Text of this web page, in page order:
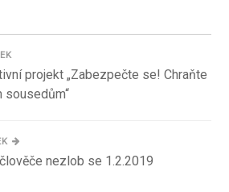
projekt „Zabezpečte se! Chraňte
sousedům“
nezlob se 1.2.2019